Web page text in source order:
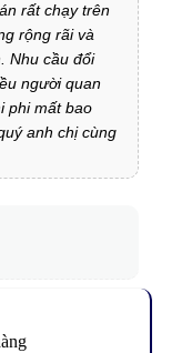
rất chạy trên
rộng rãi và
Nhu cầu đổi
người quan
phi mất bao
anh chị cùng